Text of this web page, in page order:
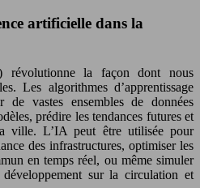
artificielle dans la
révolutionne la façon dont nous
Les algorithmes d’apprentissage
de vastes ensembles de données
prédire les tendances futures et
ville. L’IA peut être utilisée pour
des infrastructures, optimiser les
en temps réel, ou même simuler
sur la circulation et